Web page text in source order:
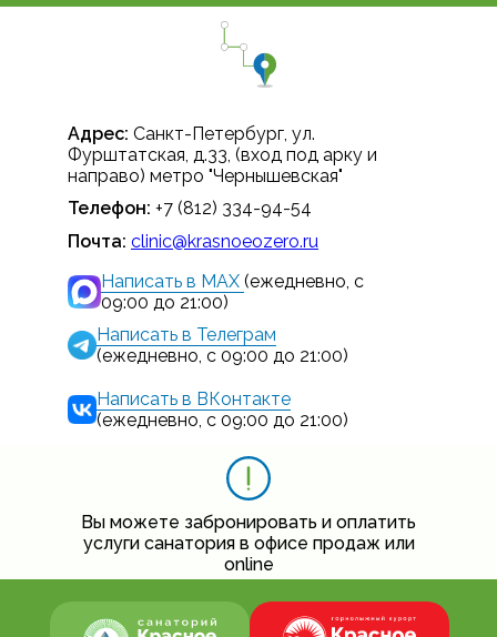
Написать в ВКонтакте
(ежедневно, с 09:00 до 21:00)
Написать в Телеграм
(ежедневно, с 09:00 до 21:00)
Написать в MAX (ежедневно, с
09:00 до 21:00)
Телефон: +7 (812) 334-94-54
Почта: clinic@krasnoeozero.ru
Адрес: Санкт-Петербург, ул.
Фурштатская, д.33, (вход под арку и
направо) метро "Чернышевская"
Вы можете забронировать и оплатить
услуги санатория в офисе продаж или
online